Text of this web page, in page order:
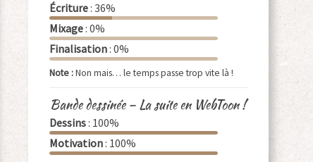
Écriture: 36%
Mixage: 0%
Finalisation: 0%
Note :Non mais… le temps passe trop vite là !
Bande dessinée – La suite en WebToon !
Dessins: 100%
Motivation: 100%